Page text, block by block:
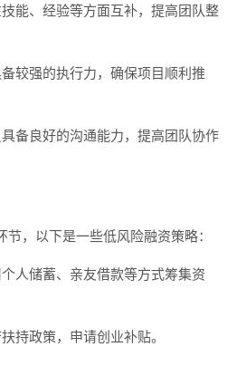
技能、经验等方面互补，提高团队整
较强的执行力，确保项目顺利推
具备良好的沟通能力，提高团队协作
，以下是一些低风险融资策略：
人储蓄、亲友借款等方式筹集资
持政策，申请创业补贴。